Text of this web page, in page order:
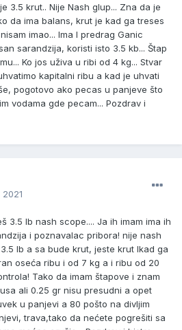
3.5 krut.. Nije Nash glup... Zna da je
da ima balans, krut je kad ga treses
imao... Ima I predrag Ganic
sarandzija, koristi isto 3.5 kb... Štap
Ko jos uživa u ribi od 4 kg... Stvar
kapitalni ribu a kad je uhvati
pogotovo ako pecas u panjeve što
vodama gde pecam... Pozdrav i
3.5 lb nash scope.... Ja ih imam ima ih
i poznavalac pribora! nije nash
lb a sa bude krut, jeste krut lkad ga
oseća ribu i od 7 kg a i ribu od 20
Tako da imam štapove i znam
ali 0.25 gr nisu presudni a opet
u panjevi a 80 pošto na divljim
trava,tako da nećete pogrešiti sa